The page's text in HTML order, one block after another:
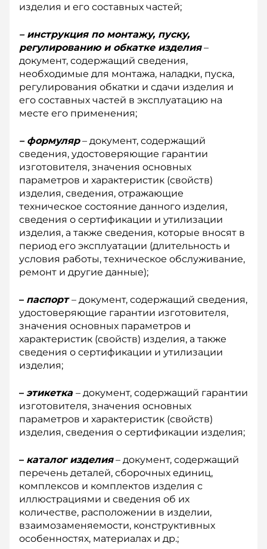
изделия и его составных частей;
– инструкция по монтажу, пуску,
регулированию и обкатке изделия–
документ, содержащий сведения,
необходимые для монтажа, наладки, пуска,
регулирования обкатки и сдачи изделия и
его составных частей в эксплуатацию на
месте его применения;
– формуляр– документ, содержащий
сведения, удостоверяющие гарантии
изготовителя, значения основных
параметров и характеристик (свойств)
изделия, сведения, отражающие
техническое состояние данного изделия,
сведения о сертификации и утилизации
изделия, а также сведения, которые вносят в
период его эксплуатации (длительность и
условия работы, техническое обслуживание,
ремонт и другие данные);
– паспорт– документ, содержащий сведения,
удостоверяющие гарантии изготовителя,
значения основных параметров и
характеристик (свойств) изделия, а также
сведения о сертификации и утилизации
изделия;
– этикетка – документ, содержащий гарантии
изготовителя, значения основных
параметров и характеристик (свойств)
изделия, сведения о сертификации изделия;
– каталог изделия– документ, содержащий
перечень деталей, сборочных единиц,
комплексов и комплектов изделия с
иллюстрациями и сведения об их
количестве, расположении в изделии,
взаимозаменяемости, конструктивных
особенностях, материалах и др.;